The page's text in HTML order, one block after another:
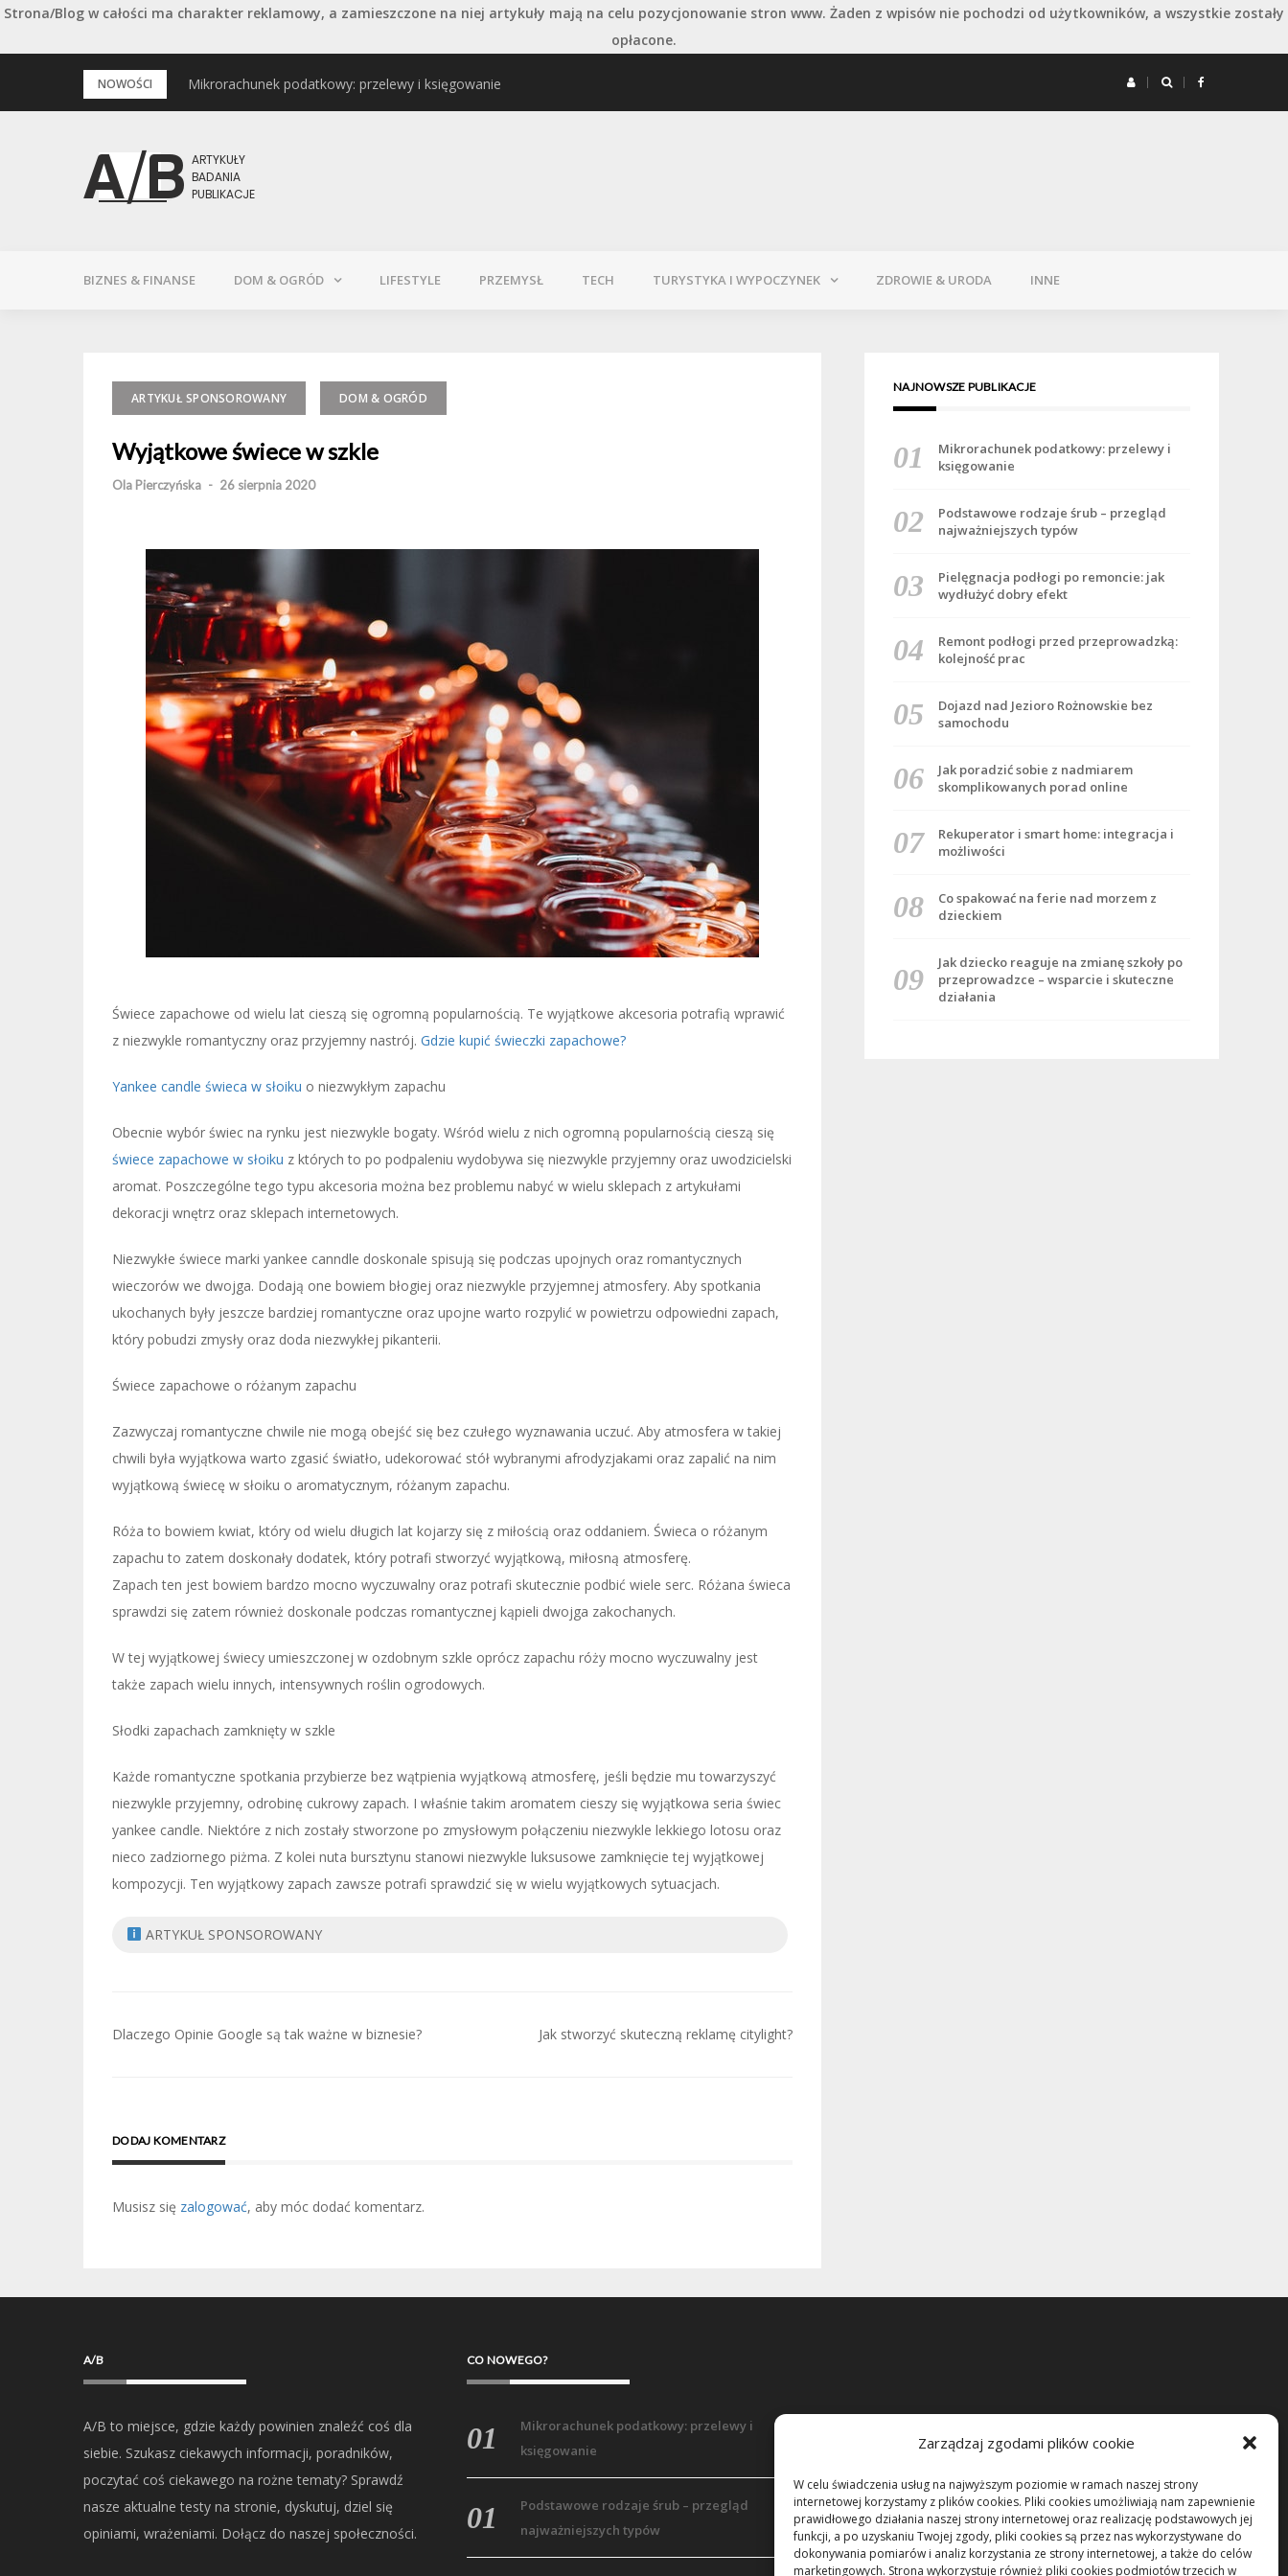
Zarządzaj zgodami plików cookie
W celu świadczenia usług na najwyższym poziomie w ramach naszej strony
internetowej korzystamy z plików cookies. Pliki cookies umożliwiają nam zapewnienie
prawidłowego działania naszej strony internetowej oraz realizację podstawowych jej
funkcji, a po uzyskaniu Twojej zgody, pliki cookies są przez nas wykorzystywane do
dokonywania pomiarów i analiz korzystania ze strony internetowej, a także do celów
marketingowych. Strona wykorzystuje również pliki cookies podmiotów trzecich w
Strona/Blog w całości ma charakter reklamowy, a zamieszczone na niej artykuły mają na celu pozycjonowanie stron www. Żaden z wpisów nie pochodzi od użytkowników, a wszystkie zostały
opłacone.
NOWOŚCI Mikrorachunek podatkowy: przelewy i księgowanie
Podstawowe rodzaje śrub – przegląd najważniejszych typów
BIZNES & FINANSE DOM & OGRÓD LIFESTYLE PRZEMYSŁ TECH TURYSTYKA I WYPOCZYNEK ZDROWIE & URODA INNE
ARTYKUŁ SPONSOROWANY DOM & OGRÓD
Wyjątkowe świece w szkle
Ola Pierczyńska - 26 sierpnia 2020
Świece zapachowe od wielu lat cieszą się ogromną popularnością. Te wyjątkowe akcesoria potrafią wprawić
z niezwykle romantyczny oraz przyjemny nastrój. Gdzie kupić świeczki zapachowe?
Yankee candle świeca w słoiku o niezwykłym zapachu
Obecnie wybór świec na rynku jest niezwykle bogaty. Wśród wielu z nich ogromną popularnością cieszą się
świece zapachowe w słoiku z których to po podpaleniu wydobywa się niezwykle przyjemny oraz uwodzicielski
aromat. Poszczególne tego typu akcesoria można bez problemu nabyć w wielu sklepach z artykułami
dekoracji wnętrz oraz sklepach internetowych.
Niezwykłe świece marki yankee canndle doskonale spisują się podczas upojnych oraz romantycznych
wieczorów we dwojga. Dodają one bowiem błogiej oraz niezwykle przyjemnej atmosfery. Aby spotkania
ukochanych były jeszcze bardziej romantyczne oraz upojne warto rozpylić w powietrzu odpowiedni zapach,
który pobudzi zmysły oraz doda niezwykłej pikanterii.
Świece zapachowe o różanym zapachu
Zazwyczaj romantyczne chwile nie mogą obejść się bez czułego wyznawania uczuć. Aby atmosfera w takiej
chwili była wyjątkowa warto zgasić światło, udekorować stół wybranymi afrodyzjakami oraz zapalić na nim
wyjątkową świecę w słoiku o aromatycznym, różanym zapachu.
Róża to bowiem kwiat, który od wielu długich lat kojarzy się z miłością oraz oddaniem. Świeca o różanym
zapachu to zatem doskonały dodatek, który potrafi stworzyć wyjątkową, miłosną atmosferę.
Zapach ten jest bowiem bardzo mocno wyczuwalny oraz potrafi skutecznie podbić wiele serc. Różana świeca
sprawdzi się zatem również doskonale podczas romantycznej kąpieli dwojga zakochanych.
W tej wyjątkowej świecy umieszczonej w ozdobnym szkle oprócz zapachu róży mocno wyczuwalny jest
także zapach wielu innych, intensywnych roślin ogrodowych.
Słodki zapachach zamknięty w szkle
Każde romantyczne spotkania przybierze bez wątpienia wyjątkową atmosferę, jeśli będzie mu towarzyszyć
niezwykle przyjemny, odrobinę cukrowy zapach. I właśnie takim aromatem cieszy się wyjątkowa seria świec
yankee candle. Niektóre z nich zostały stworzone po zmysłowym połączeniu niezwykle lekkiego lotosu oraz
nieco zadziornego piżma. Z kolei nuta bursztynu stanowi niezwykle luksusowe zamknięcie tej wyjątkowej
kompozycji. Ten wyjątkowy zapach zawsze potrafi sprawdzić się w wielu wyjątkowych sytuacjach.
ARTYKUŁ SPONSOROWANY
Nawigacja
Dlaczego Opinie Google są tak ważne w biznesie? Jak stworzyć skuteczną reklamę citylight?
DODAJ KOMENTARZ
Musisz się zalogować, aby móc dodać komentarz.
NAJNOWSZE PUBLIKACJE
Mikrorachunek podatkowy: przelewy i
księgowanie
Podstawowe rodzaje śrub – przegląd
najważniejszych typów
Pielęgnacja podłogi po remoncie: jak
wydłużyć dobry efekt
Remont podłogi przed przeprowadzką:
kolejność prac
Dojazd nad Jezioro Rożnowskie bez
samochodu
Jak poradzić sobie z nadmiarem
skomplikowanych porad online
Rekuperator i smart home: integracja i
możliwości
Co spakować na ferie nad morzem z
dzieckiem
Jak dziecko reaguje na zmianę szkoły po
przeprowadzce – wsparcie i skuteczne
działania
A/B
A/B to miejsce, gdzie każdy powinien znaleźć coś dla
siebie. Szukasz ciekawych informacji, poradników,
poczytać coś ciekawego na rożne tematy? Sprawdź
nasze aktualne testy na stronie, dyskutuj, dziel się
opiniami, wrażeniami. Dołącz do naszej społeczności.
CO NOWEGO?
Mikrorachunek podatkowy: przelewy i
księgowanie
Podstawowe rodzaje śrub – przegląd
najważniejszych typów